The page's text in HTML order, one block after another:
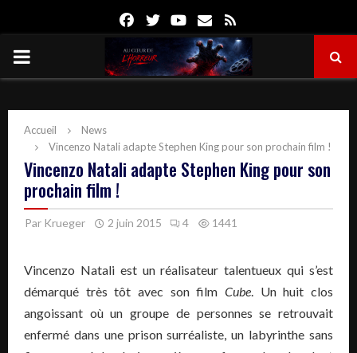
FacebookTwitterYoutube
Email
PRIMARY
Accueil
News
Vincenzo Natali adapte Stephen King pour son prochain film !
Vincenzo Natali adapte Stephen King pour son
prochain film !
Par Krueger 2 juin 2015 4 1441
Vincenzo Natali est un réalisateur talentueux qui s’est
démarqué très tôt avec son film Cube. Un huit clos
angoissant où un groupe de personnes se retrouvait
enfermé dans une prison surréaliste, un labyrinthe sans